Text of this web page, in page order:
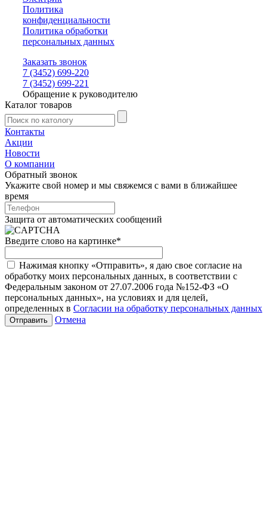
Политика
конфиденциальности
Политика обработки
персональных данных
Заказать звонок
7 (3452) 699-220
7 (3452) 699-221
Обращение к руководителю
Каталог товаров
Контакты
Акции
Новости
О компании
Обратный звонок
Укажите свой номер и мы свяжемся с вами в ближайшее
время
Защита от автоматических сообщений
Введите слово на картинке*
Нажимая кнопку «Отправить», я даю свое согласие на
обработку моих персональных данных, в соответствии с
Федеральным законом от 27.07.2006 года №152-ФЗ «О
персональных данных», на условиях и для целей,
определенных в Согласии на обработку персональных данных
Отмена